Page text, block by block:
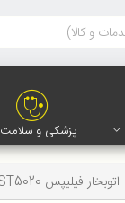
پزشکی و سلامت
اتوبخار فیلیپس DST5020